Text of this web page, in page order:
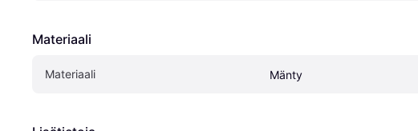
Materiaali
Materiaali Mänty